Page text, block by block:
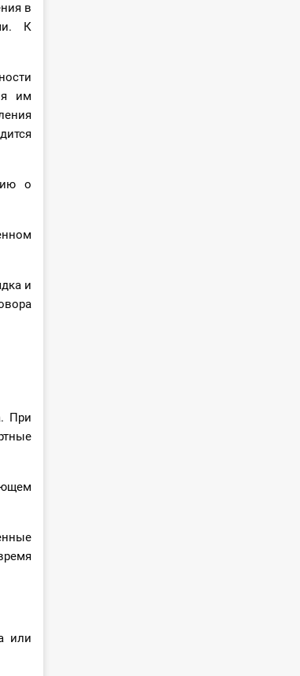
в
К
им
о
и
При
или